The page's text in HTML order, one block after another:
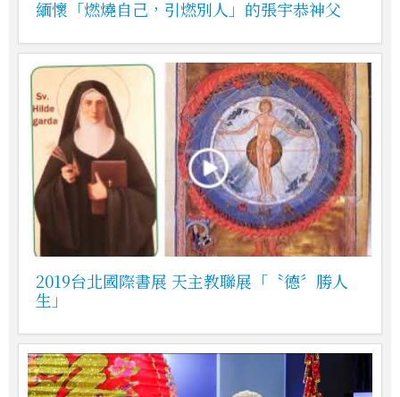
緬懷「燃燒自己，引燃別人」的張宇恭神父
2019台北國際書展 天主教聯展「〝德〞勝人
生」